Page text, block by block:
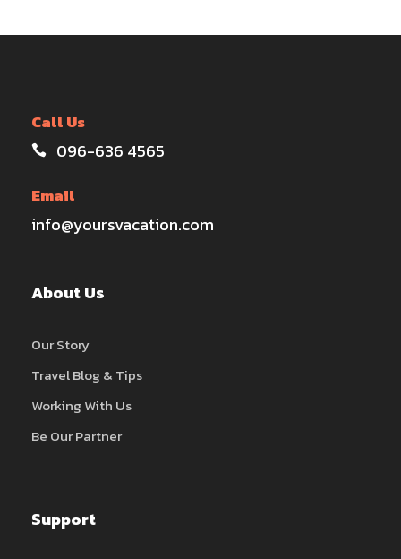
Call Us
096-636 4565
Email
info@yoursvacation.com
About Us
Our Story
Travel Blog & Tips
Working With Us
Be Our Partner
Support